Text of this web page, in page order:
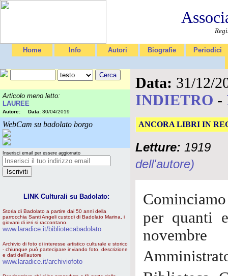
Home Info Autori Biografie Periodici
Articolo meno letto:
LAUREE
Autore: Data: 30/04/2019
WebCam su badolato borgo
Inserisci email per essere aggiornato
LINK Culturali su Badolato:
Storia di Badolato a partire dai 50 anni della
parrocchia Santi Angeli custodi di Badolato Marina, i
giovani di ieri si raccontano.
www.laradice.it/bibliotecabadolato
Archivio di foto di interesse artistico culturale e storico
- chiunque può partecipare inviando foto, descrizione
e dati dell'autore
www.laradice.it/archiviofoto
Data: 31/12/
INDIETRO -
ANCORA LIBRI IN
Letture: 1919
dell'autore)
per quanti